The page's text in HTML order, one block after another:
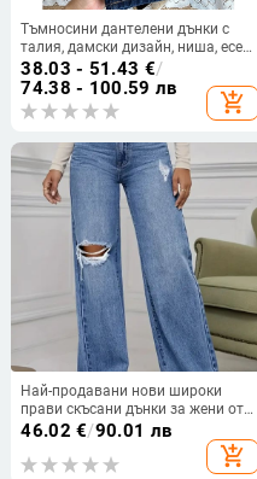
Тъмносини дантелени дънки с
талия, дамски дизайн, ниша, есен,
нов ретро, отслабващ, широк,
прави, дълги панталони
38.03 - 51.43 €/
74.38 - 100.59 лв
add_shopping_cart
Най-продавани нови широки
прави скъсани дънки за жени от
2025 г., светлосини панталони с
висока талия до пода за жени,
модерни
46.02 €/90.01 лв
add_shopping_cart